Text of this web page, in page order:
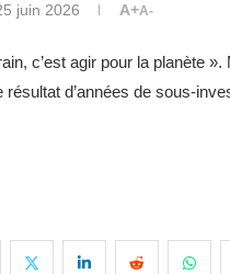
juin 2026 A+A-
c’est agir pour la planète
d’années de sous-